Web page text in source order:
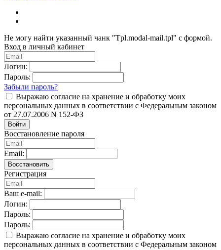
Не могу найти указанный чанк "Tpl.modal-mail.tpl" с формой.
Вход в личный кабинет
Логин:
Пароль:
Забыли пароль?
Выражаю согласие на хранение и обработку моих
персональных данных в соответствии с Федеральным законом
от 27.07.2006 N 152-ФЗ
Войти
Восстановление пароля
Email:
Восстановить
Регистрация
Ваш e-mail:
Логин:
Пароль:
Пароль:
Выражаю согласие на хранение и обработку моих
персональных данных в соответствии с Федеральным законом